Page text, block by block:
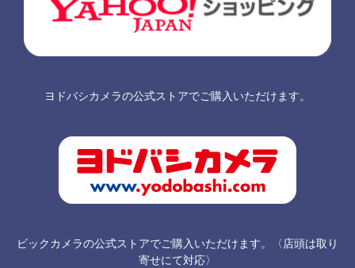
ヨドバシカメラの公式ストアでご購入いただけます。
ビックカメラの公式ストアでご購入いただけます。〈店頭は取り
寄せにて対応〉